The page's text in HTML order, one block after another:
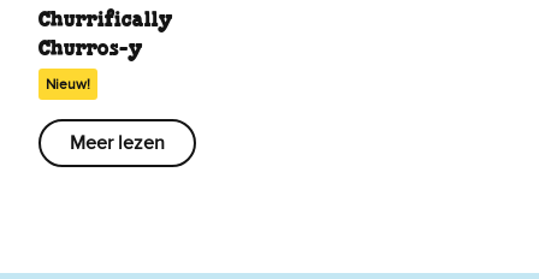
Churrifically
Churros-y
Nieuw!
Meer lezen